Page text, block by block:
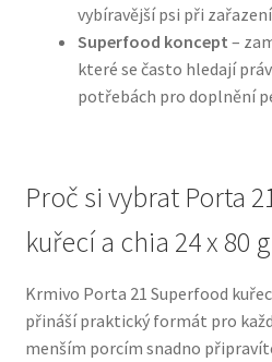
Hračky pro psy
Konzervy a kapsičky pro psy
Oblečky pro psy
Pelíšky pro psy
vybíravější psi při
Superfood koncept –
které se často hledají
potřebách pro doplnění
Proč si vybrat Porta
kuřecí a chia 24 x 80 g
Krmivo Porta 21 Superfood
přináší praktický formát pro
menším porcím snadno